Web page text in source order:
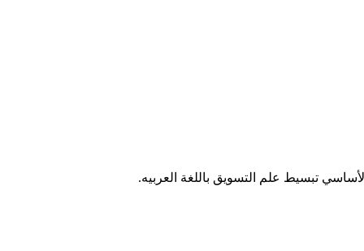
تبسيط علم التسويق باللغة العربيه.